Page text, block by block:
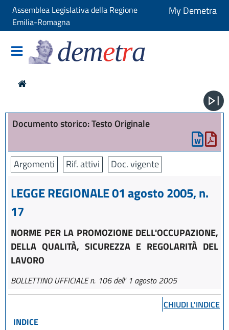
Assemblea Legislativa della Regione
Emilia-Romagna
My Demetra
demetra
Documento storico: Testo Originale
Argomenti Rif. attivi Doc. vigente
LEGGE REGIONALE 01 agosto 2005, n.
17
NORME PER LA PROMOZIONE DELL'OCCUPAZIONE,
DELLA QUALITÀ, SICUREZZA E REGOLARITÀ DEL
LAVORO
BOLLETTINO UFFICIALE n. 106 dell' 1 agosto 2005
CHIUDI L'INDICE
INDICE